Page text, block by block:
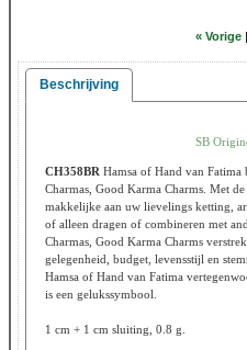
« Vorige |
Beschrijving
SB
CH358BR Hamsa of Hand van Fatima
Charmas, Good Karma Charms. Met
makkelijke aan uw lievelings ketting,
of alleen dragen of combineren met
Charmas, Good Karma Charms
gelegenheid, budget, levensstijl en
Hamsa of Hand van Fatima
is een gelukssymbool.
1 cm + 1 cm sluiting, 0.8 g.